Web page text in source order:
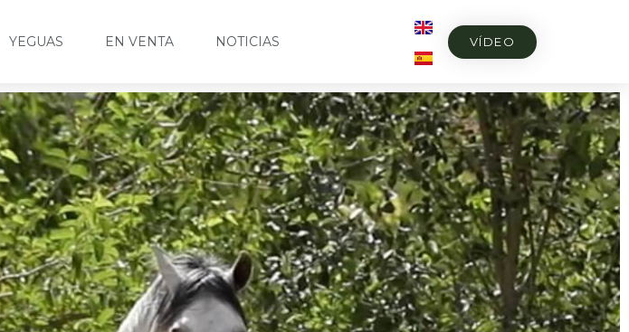
YEGUAS EN VENTA NOTICIAS VÍDEO